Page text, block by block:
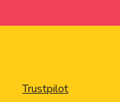
Trustpilot